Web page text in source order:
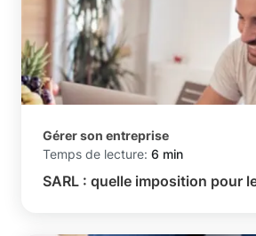
Gérer son entreprise
Temps de lecture: 6 min
SARL : quelle imposition pour